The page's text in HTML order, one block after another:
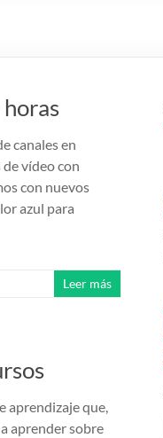
canales en
vídeo con
con nuevos
azul para
Leer más
aprendizaje que,
aprender sobre